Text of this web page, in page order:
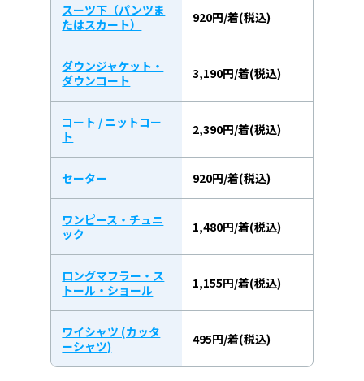
スーツ下（パンツま
たはスカート）
920円/着(税込)
ダウンジャケット・
ダウンコート
3,190円/着(税込)
コート / ニットコー
ト
2,390円/着(税込)
セーター 920円/着(税込)
ワンピース・チュニ
ック
1,480円/着(税込)
ロングマフラー・ス
トール・ショール
1,155円/着(税込)
ワイシャツ (カッタ
ーシャツ)
495円/着(税込)